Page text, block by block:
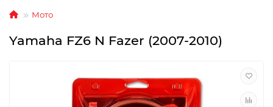
Мото
Yamaha FZ6 N Fazer (2007-2010)